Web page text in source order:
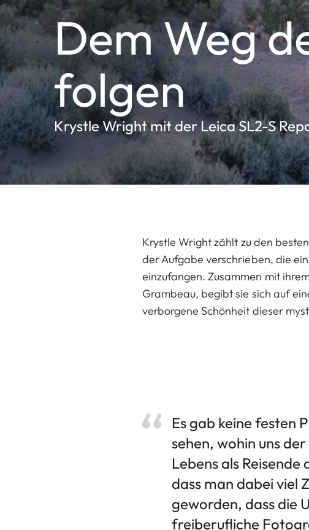
Dem Weg
folgen
Krystle Wright mit der Leica SL2-S
Krystle Wright zählt zu den
der Aufgabe verschrieben, die
einzufangen. Zusammen mit
Grambeau, begibt sie sich auf
verborgene Schönheit dieser
Es gab keine festen
sehen, wohin uns
Lebens als
dass man dabei viel
geworden, dass die
freiberufliche